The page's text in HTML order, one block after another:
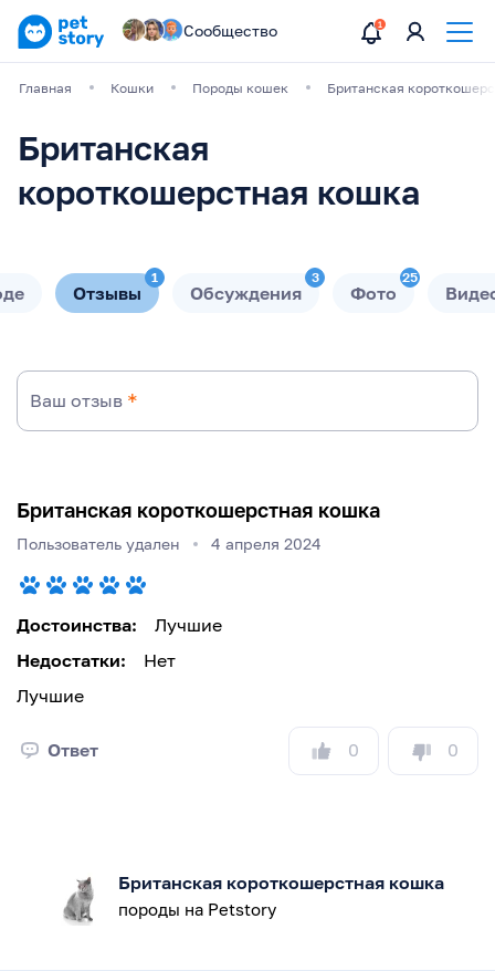
Сообщество
Главная Кошки Породы кошек Британская
Британская
короткошерстная кошка
Отзывы
1
Обсуждения
3
Фото
25
Ваш отзыв *
Британская короткошерстная кошка
Пользователь удален 4 апреля 2024
Достоинства:
Лучшие
Недостатки:
Нет
Лучшие
Ответ 0 0
Британская короткошерстная кошка
породы на Petstory